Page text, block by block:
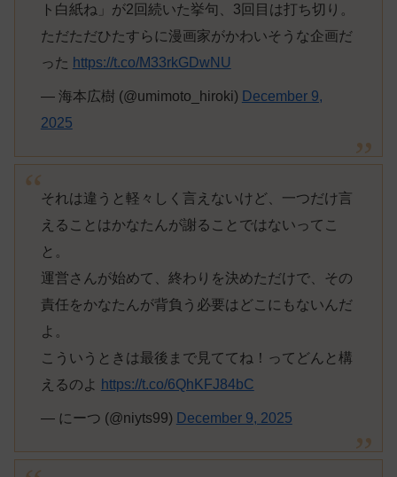
ト白紙ね」が2回続いた挙句、3回目は打ち切り。
ただただひたすらに漫画家がかわいそうな企画だ
った https://t.co/M33rkGDwNU
— 海本広樹 (@umimoto_hiroki) December 9,
2025
それは違うと軽々しく言えないけど、一つだけ言
えることはかなたんが謝ることではないってこ
と。
運営さんが始めて、終わりを決めただけで、その
責任をかなたんが背負う必要はどこにもないんだ
よ。
こういうときは最後まで見ててね！ってどんと構
えるのよ
https://t.co/6QhKFJ84bC
— にーつ (@niyts99) December 9, 2025